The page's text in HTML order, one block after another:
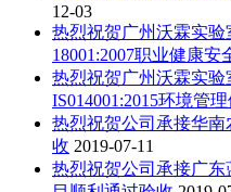
12-03
热烈祝贺广州沃霖实
18001:2007职业健康安
热烈祝贺广州沃霖实
IS014001:2015环境管
热烈祝贺公司承接华
收 2019-07-11
热烈祝贺公司承接广